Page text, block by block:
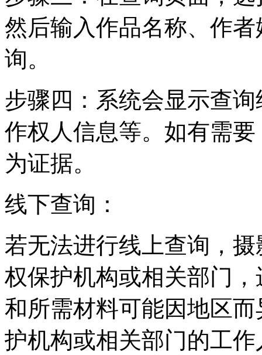
然后输入作品名称、作
询。
步骤四：系统会显示查
作权人信息等。如有需
为证据。
线下查询：
若无法进行线上查询，
权保护机构或相关部门
和所需材料可能因地区
护机构或相关部门的工作